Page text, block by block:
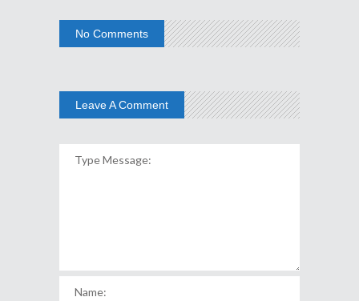
No Comments
Leave A Comment